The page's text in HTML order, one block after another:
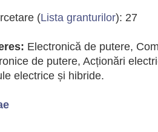
(Lista granturilor): 27
Electronică de putere,
de putere, Acționări
electrice și hibride.